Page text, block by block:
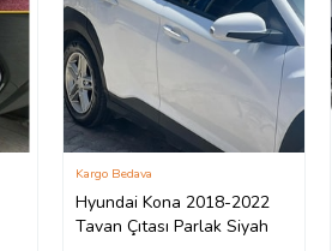
Hyundai Kona 2018-2022
Tavan Çıtası Parlak Siyah
Kargo Bedava